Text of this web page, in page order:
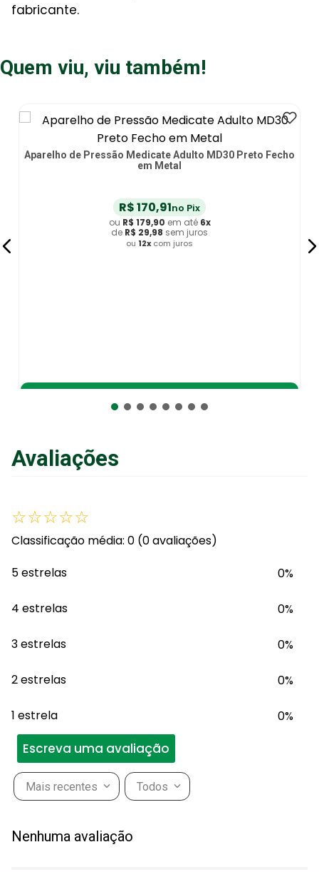
fabricante.
Quem viu, viu também!
Aparelho de Pressão Medicate Adulto MD30 Preto Fecho
em Metal
R$170,91no Pix
ou R$ 179,90 em até 6x
de R$ 29,98 sem juros
ou 12x com juros
Avaliações
☆☆☆☆☆
Classificação média: 0 (0 avaliações)
5 estrelas
0%
4 estrelas 0%
3 estrelas 0%
2 estrelas 0%
1 estrela 0%
Escreva uma avaliação
Mais recentes Todos
Nenhuma avaliação